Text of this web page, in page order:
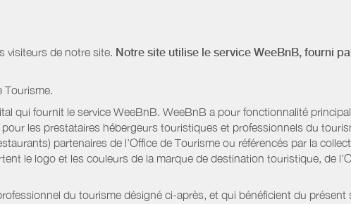
visiteurs de notre site. Notre site utilise le service WeeBnB, fourni
Tourisme.
qui fournit le service WeeBnB. WeeBnB a pour fonctionnalité
les prestataires hébergeurs touristiques et professionnels du
partenaires de l’Office de Tourisme ou référencés par la
le logo et les couleurs de la marque de destination touristique, de
du tourisme désigné ci-après, et qui bénéficient du